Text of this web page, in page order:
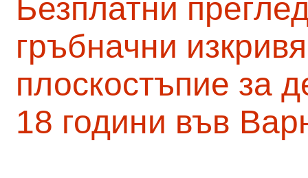
Безплатни
гръбначни
плоскостъпие за
18 години във